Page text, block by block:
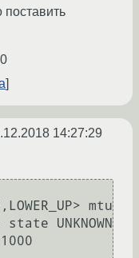
поставить
14:27:29
mtu
UNKNOWN